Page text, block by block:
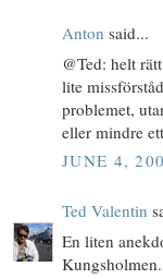
Anton said...
@Ted: helt
lite
problemet,
eller mindre
JUNE 4,
Ted Valentin
En liten
Kungsholmen.